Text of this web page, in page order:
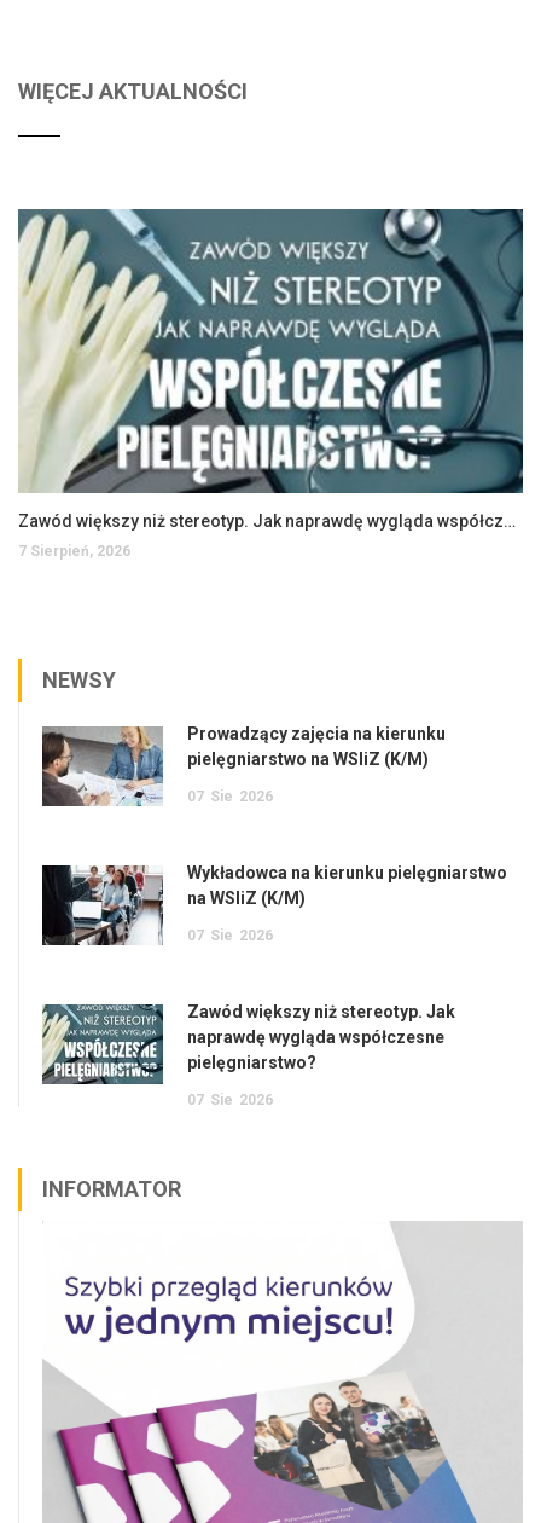
WIĘCEJ AKTUALNOŚCI
Zawód większy niż stereotyp. Jak naprawdę wygląda współczesne pielęgniarstwo?
7 Sierpień, 2026
NEWSY
Prowadzący zajęcia na kierunku
pielęgniarstwo na WSIiZ (K/M)
07 Sie 2026
Wykładowca na kierunku pielęgniarstwo
na WSIiZ (K/M)
07 Sie 2026
Zawód większy niż stereotyp. Jak
naprawdę wygląda współczesne
pielęgniarstwo?
07 Sie 2026
INFORMATOR